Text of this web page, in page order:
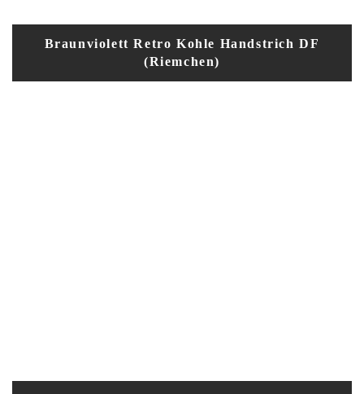
Braunviolett Retro Kohle Handstrich DF
(Riemchen)